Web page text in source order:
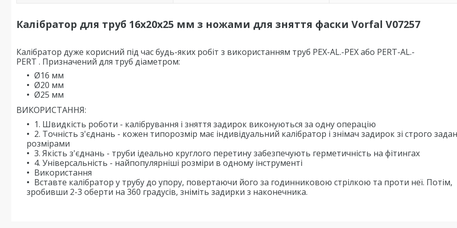
Калібратор для труб 16х20х25 мм з ножами для зняття фаски Vorfal V07257
Калібратор дуже корисний під час будь-яких робіт з використанням труб PEX-AL.-PEX або PERT-AL.-
PERT . Призначений для труб діаметром:
Ø16 мм
Ø20 мм
Ø25 мм
ВИКОРИСТАННЯ:
1. Швидкість роботи - калібрування і зняття задирок виконуються за одну операцію
2. Точність з'єднань - кожен типорозмір має індивідуальний калібратор і знімач задирок зі строго
розмірами
3. Якість з'єднань - труби ідеально круглого перетину забезпечують герметичність на фітингах
4. Універсальність - найпопулярніші розміри в одному інструменті
Використання
Вставте калібратор у трубу до упору, повертаючи його за годинниковою стрілкою та проти неї. Потім,
зробивши 2-3 оберти на 360 градусів, зніміть задирки з наконечника.